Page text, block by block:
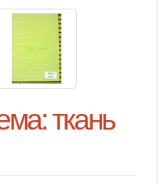
ткань